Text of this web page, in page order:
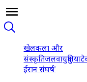
खेलकला और
संस्कृतिजलवायुदुनिया
ईरान संघर्ष'